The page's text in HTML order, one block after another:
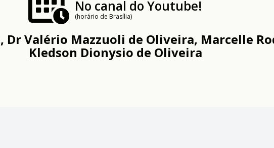
No canal do Youtube!
(horário de Brasília)
Dr Valério Mazzuoli de Oliveira, Marcelle
Kledson Dionysio de Oliveira